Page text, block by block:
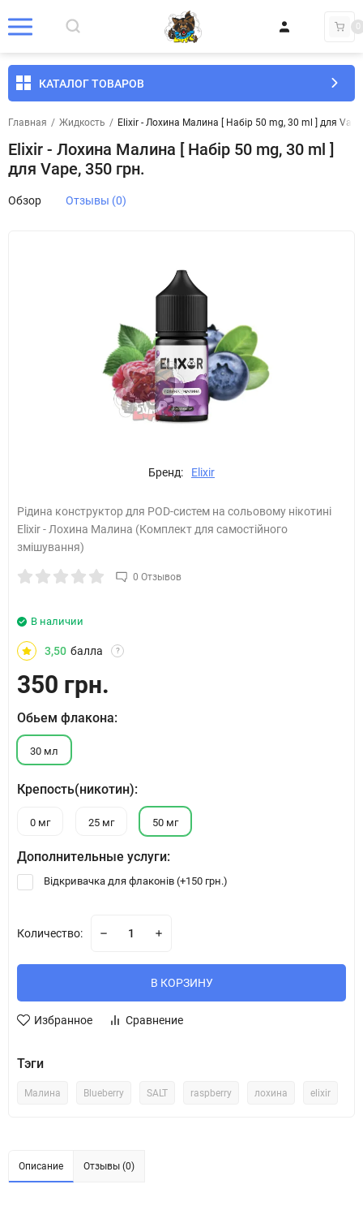
0
КАТАЛОГ ТОВАРОВ
Главная / Жидкость / Elixir - Лохина Малина [ Набір 50 mg, 30 ml ] для
Elixir - Лохина Малина [ Набір 50 mg, 30 ml ]
для Vape, 350 грн.
Обзор Отзывы (0)
Бренд: Elixir
Рідина конструктор для POD-систем на сольовому нікотині
Elixir - Лохина Малина (Комплект для самостійного
змішування)
0 Отзывов
В наличии
3,50 балла ?
350 грн.
Обьем флакона:
30 мл
Крепость(никотин):
0 мг 25 мг 50 мг
Дополнительные услуги:
Відкривачка для флаконів (+150 грн.)
Количество:
В КОРЗИНУ
Избранное Сравнение
Тэги
Малина Blueberry SALT raspberry лохина elixir
Описание Отзывы (0)